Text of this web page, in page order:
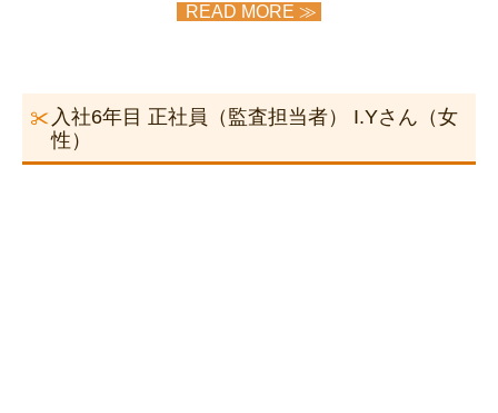
スタッフの声
募集要項
READ MORE ≫
入社6年目 正社員（監査担当者） I.Yさん（女
性）